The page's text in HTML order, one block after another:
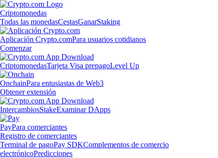
Criptomonedas
Todas las monedasCestasGanarStaking
Aplicación Crypto.comPara usuarios cotidianos
Comenzar
CriptomonedasTarjeta Visa prepagoLevel Up
OnchainPara entusiastas de Web3
Obtener extensión
IntercambiosStakeExaminar DApps
PayPara comerciantes
Registro de comerciantes
Terminal de pagoPay SDKComplementos de comercio
electrónicoPredicciones